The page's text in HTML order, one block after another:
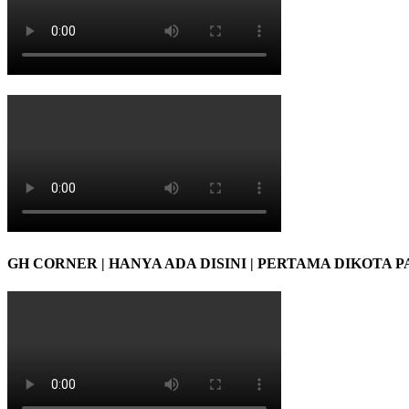
GH CORNER | HANYA ADA DISINI | PERTAMA DIKOTA